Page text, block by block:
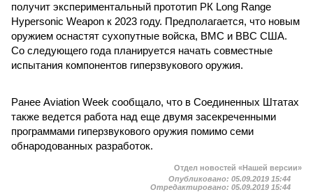
получит экспериментальный прототип РК Long Range
Hypersonic Weapon к 2023 году. Предполагается, что новым
оружием оснастят сухопутные войска, ВМС и ВВС США.
Со следующего года планируется начать совместные
испытания компонентов гиперзвукового оружия.
Ранее Aviation Week сообщало, что в Соединенных Штатах
также ведется работа над еще двумя засекреченными
программами гиперзвукового оружия помимо семи
обнародованных разработок.
Отдел новостей «Нашей версии»
Опубликовано: 05.09.2019 15:44
Отредактировано: 05.09.2019 15:44